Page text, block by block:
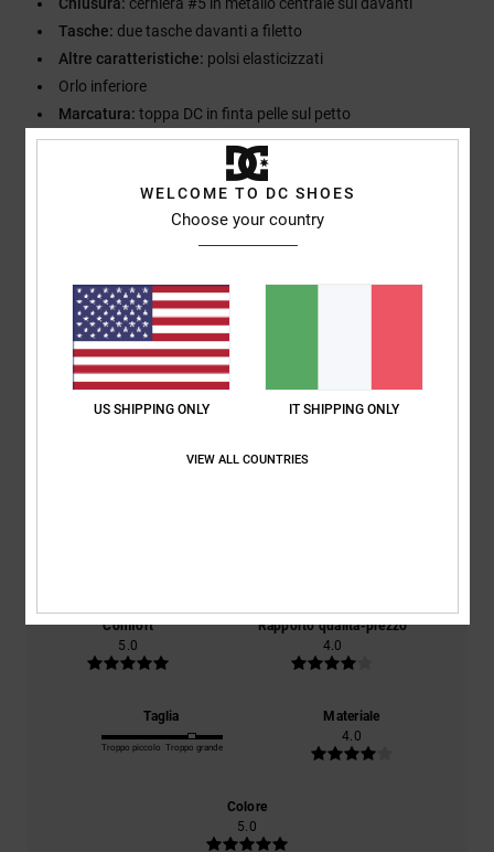
Tasche: due tasche davanti a filetto
Altre caratteristiche: polsi elasticizzati
Orlo inferiore
Marcatura: toppa DC in finta pelle sul petto
[Tessuto principale] 100% cotone
Recensioni dei clienti
Punteggio medio
3.0
Comfort
5.0
Rapporto qualità-prezzo
4.0
Taglia
Troppo piccolo Troppo grande
Materiale
4.0
Colore
5.0
WELCOME TO DC SHOES
Choose your country
US SHIPPING ONLY IT SHIPPING ONLY
VIEW ALL COUNTRIES